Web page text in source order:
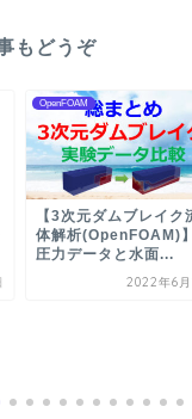
もどうぞ
OpenFOAM
【3次元ダムブレイク
体解析(OpenFOAM)】
圧力データと水面...
2022年6月